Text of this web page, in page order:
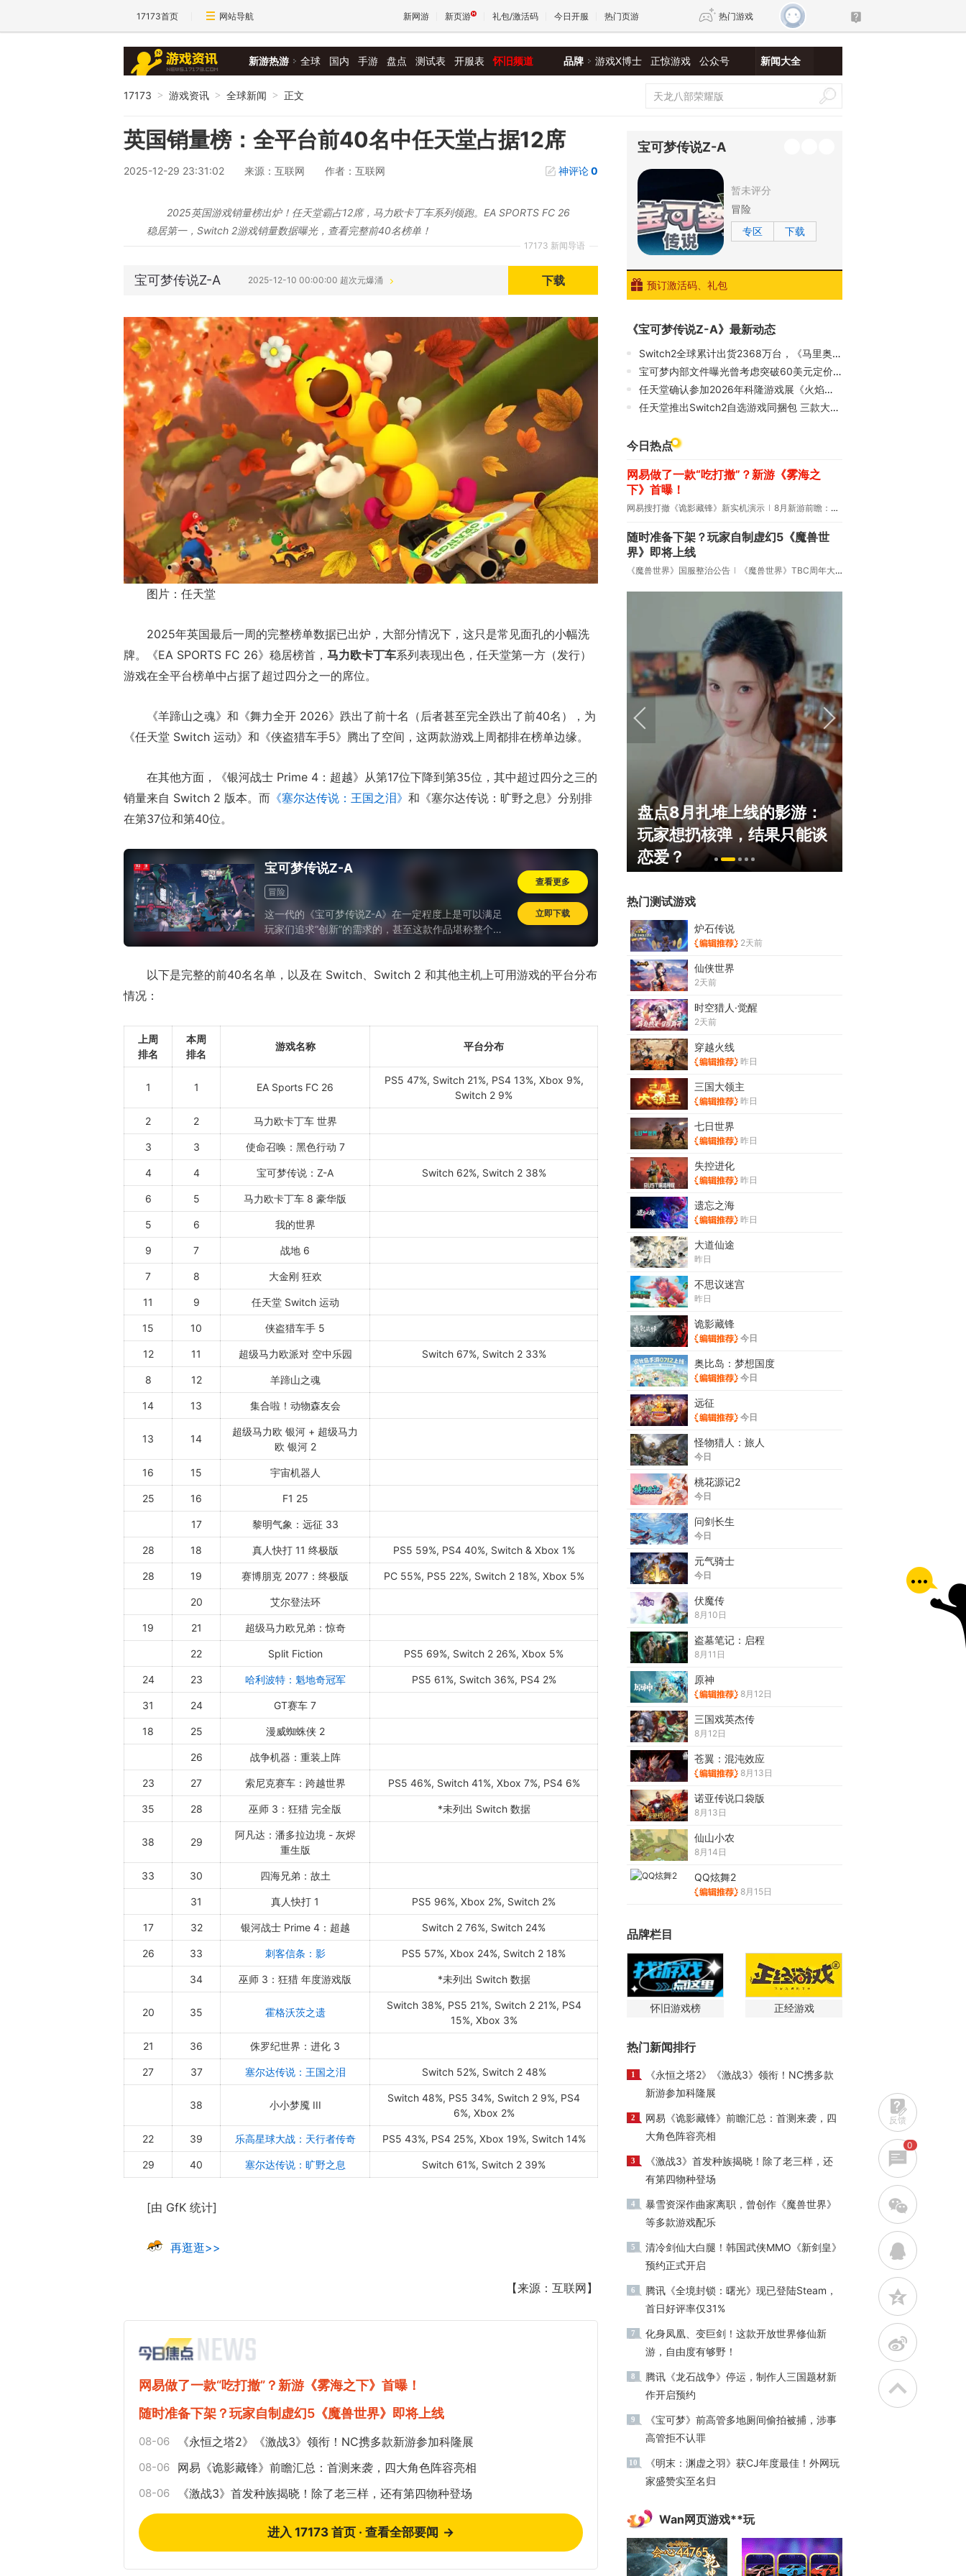
17173首页 网站导航 新网游 新页游 礼包/激活码 今日开服 热门页游 热门游戏
王权与自由 新仙侠5
新游热游 全球 国内 手游 盘点 测试表 开服表 怀旧频道 品牌 游戏X博士 正惊游戏 公众号 新闻大全
17173 > 游戏资讯 > 全球新闻 > 正文
英国销量榜：全平台前40名中任天堂占据12席
2025-12-29 23:31:02 来源：互联网 作者：互联网 神评论0
17173 新闻导语
2025英国游戏销量榜出炉！任天堂霸占12席，马力欧卡丁车系列领跑。EA SPORTS FC 26
稳居第一，Switch 2游戏销量数据曝光，查看完整前40名榜单！
宝可梦传说Z-A 2025-12-10 00:00:00 超次元爆涌 下载
图片：任天堂
2025年英国最后一周的完整榜单数据已出炉，大部分情况下，这只是常见面孔的小幅洗
牌。《EA SPORTS FC 26》稳居榜首， 马力欧卡丁车系列表现出色，任天堂第一方（发行）
游戏在全平台榜单中占据了超过四分之一的席位。
《羊蹄山之魂》和《舞力全开 2026》跌出了前十名（后者甚至完全跌出了前40名），为
《任天堂 Switch 运动》和《侠盗猎车手5》腾出了空间，这两款游戏上周都排在榜单边缘。
在其他方面，《银河战士 Prime 4：超越》从第17位下降到第35位，其中超过四分之三的
销量来自 Switch 2 版本。而 《塞尔达传说：王国之泪》 和《塞尔达传说：旷野之息》分别排
在第37位和第40位。
宝可梦传说Z-A
冒险
这一代的《宝可梦传说Z-A》在一定程度上是可以满足
玩家们追求“创新”的需求的，甚至这款作品堪称整个系
列创新最多、改动最大的一代作品..
查看更多
立即下载
以下是完整的前40名名单，以及在 Switch、Switch 2 和其他主机上可用游戏的平台分布
情况：
上周
排名
本周
排名
游戏名称 平台分布
1 1 EA Sports FC 26
PS5 47%, Switch 21%, PS4 13%, Xbox 9%,
Switch 2 9%
2 2 马力欧卡丁车 世界
3 3 使命召唤：黑色行动 7
4 4 宝可梦传说：Z-A Switch 62%, Switch 2 38%
6 5 马力欧卡丁车 8 豪华版
5 6 我的世界
9 7 战地 6
7 8 大金刚 狂欢
11 9 任天堂 Switch 运动
15 10 侠盗猎车手 5
12 11 超级马力欧派对 空中乐园 Switch 67%, Switch 2 33%
8 12 羊蹄山之魂
14 13 集合啦！动物森友会
13 14
超级马力欧 银河 + 超级马力
欧 银河 2
16 15 宇宙机器人
25 16 F1 25
17 黎明气象：远征 33
28 18 真人快打 11 终极版 PS5 59%, PS4 40%, Switch & Xbox 1%
28 19 赛博朋克 2077：终极版 PC 55%, PS5 22%, Switch 2 18%, Xbox 5%
20 艾尔登法环
19 21 超级马力欧兄弟：惊奇
22 Split Fiction PS5 69%, Switch 2 26%, Xbox 5%
24 23 哈利波特：魁地奇冠军 PS5 61%, Switch 36%, PS4 2%
31 24 GT赛车 7
18 25 漫威蜘蛛侠 2
26 战争机器：重装上阵
23 27 索尼克赛车：跨越世界 PS5 46%, Switch 41%, Xbox 7%, PS4 6%
35 28 巫师 3：狂猎 完全版 *未列出 Switch 数据
38 29
阿凡达：潘多拉边境 - 灰烬
重生版
33 30 四海兄弟：故土
31 真人快打 1 PS5 96%, Xbox 2%, Switch 2%
17 32 银河战士 Prime 4：超越 Switch 2 76%, Switch 24%
26 33 刺客信条：影 PS5 57%, Xbox 24%, Switch 2 18%
34 巫师 3：狂猎 年度游戏版 *未列出 Switch 数据
20 35 霍格沃茨之遗
Switch 38%, PS5 21%, Switch 2 21%, PS4
15%, Xbox 3%
21 36 侏罗纪世界：进化 3
27 37 塞尔达传说：王国之泪 Switch 52%, Switch 2 48%
38 小小梦魇 III
Switch 48%, PS5 34%, Switch 2 9%, PS4
6%, Xbox 2%
22 39 乐高星球大战：天行者传奇 PS5 43%, PS4 25%, Xbox 19%, Switch 14%
29 40 塞尔达传说：旷野之息 Switch 61%, Switch 2 39%
[由 GfK 统计]
再逛逛>>
【来源：互联网】
网易做了一款“吃打撤”？新游《雾海之下》首曝！
随时准备下架？玩家自制虚幻5《魔兽世界》即将上线
08-06 《永恒之塔2》《激战3》领衔！NC携多款新游参加科隆展
08-06 网易《诡影藏锋》前瞻汇总：首测来袭，四大角色阵容亮相
08-06 《激战3》首发种族揭晓！除了老三样，还有第四物种登场
进入 17173 首页 · 查看全部要闻 →
宝可梦传说Z-A
暂未评分
冒险
专区
下载
预订激活码、礼包
《宝可梦传说Z-A》最新动态
Switch2全球累计出货2368万台，《马里奥赛车：世界》销量破1500万
宝可梦内部文件曝光曾考虑突破60美元定价 诱导玩家买两份游戏
任天堂确认参加2026年科隆游戏展《火焰纹章》新作有望首秀
任天堂推出Switch2自选游戏同捆包 三款大作任选其一
今日热点
网易做了一款“吃打撤”？新游《雾海之
下》首曝！
网易搜打撤《诡影藏锋》新实机演示 8月新游前瞻：《诡秘之主》领衔
随时准备下架？玩家自制虚幻5《魔兽世
界》即将上线
《魔兽世界》国服整治公告 《魔兽世界》TBC周年大更：双经典团本回归！
正惊漫谈：从MU开始，为
的刚需"？
盘点8月扎堆上线的影游：
玩家想扔核弹，结果只能谈
恋爱？
热门测试游戏
炉石传说
2天前
仙侠世界
2天前
时空猎人·觉醒
2天前
穿越火线
昨日
三国大领主
昨日
七日世界
昨日
失控进化
昨日
遗忘之海
昨日
大道仙途
昨日
不思议迷宫
昨日
诡影藏锋
今日
奥比岛：梦想国度
今日
远征
今日
怪物猎人：旅人
今日
桃花源记2
今日
问剑长生
今日
元气骑士
今日
伏魔传
8月10日
盗墓笔记：启程
8月11日
原神
8月12日
三国戏英杰传
8月12日
苍翼：混沌效应
8月13日
诺亚传说口袋版
8月13日
仙山小农
8月14日
QQ炫舞2
8月15日
品牌栏目
怀旧游戏榜 正经游戏
热门新闻排行
1
《永恒之塔2》《激战3》领衔！NC携多款
新游参加科隆展
2
网易《诡影藏锋》前瞻汇总：首测来袭，四
大角色阵容亮相
3
《激战3》首发种族揭晓！除了老三样，还
有第四物种登场
4
暴雪资深作曲家离职，曾创作《魔兽世界》
等多款游戏配乐
5
清冷剑仙大白腿！韩国武侠MMO《新剑皇》
预约正式开启
6
腾讯《全境封锁：曙光》现已登陆Steam，
首日好评率仅31%
7
化身凤凰、变巨剑！这款开放世界修仙新
游，自由度有够野！
8
腾讯《龙石战争》停运，制作人三国题材新
作开启预约
9
《宝可梦》前高管多地厕间偷拍被捕，涉事
高管拒不认罪
10
《明末：渊虚之羽》获CJ年度最佳！外网玩
家盛赞实至名归
Wan网页游戏**玩
反馈
0
w
q
z
t